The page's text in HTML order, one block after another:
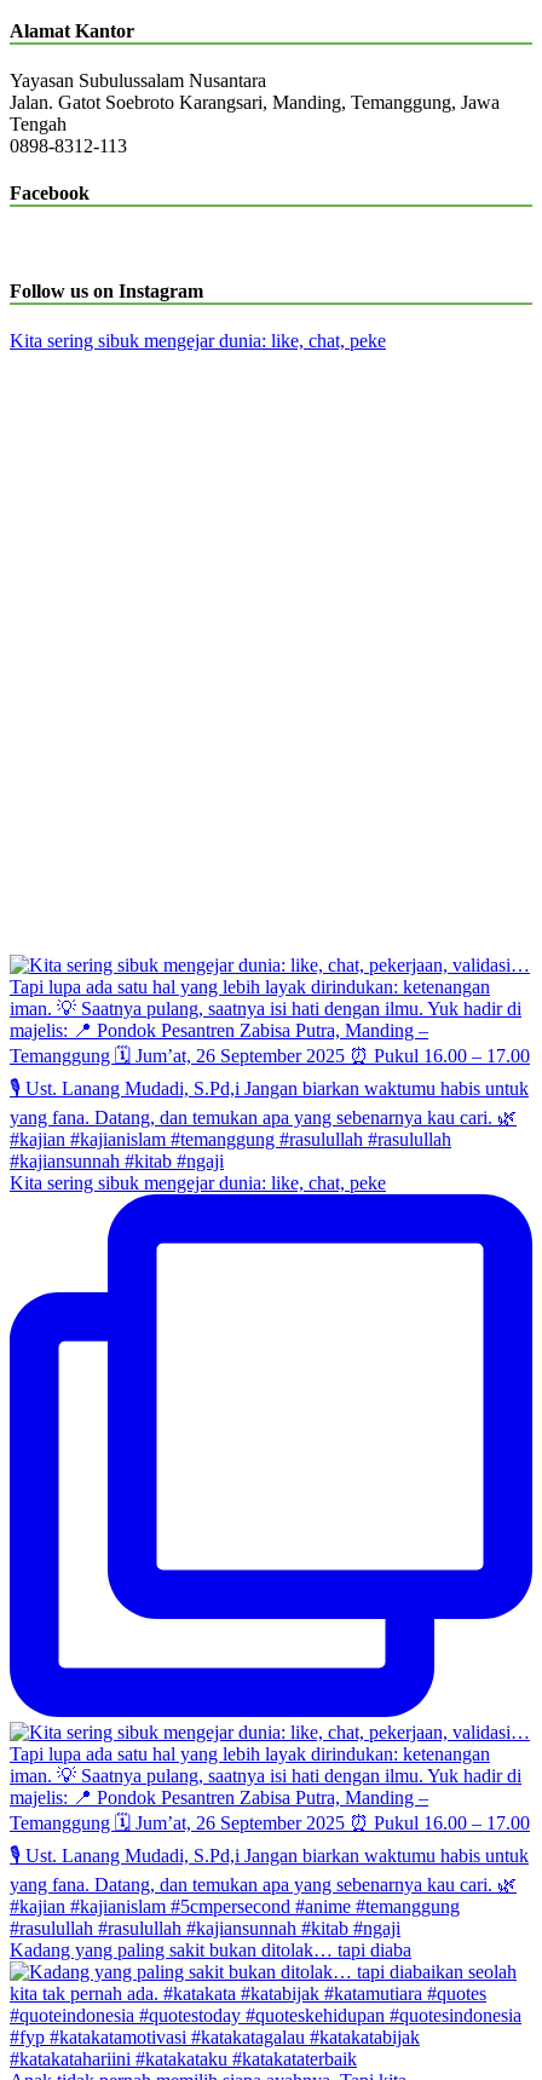
Alamat Kantor
Yayasan Subulussalam Nusantara
Jalan. Gatot Soebroto Karangsari, Manding, Temanggung, Jawa
Tengah
0898-8312-113
Facebook
Follow us on Instagram
Kita sering sibuk mengejar dunia: like, chat, peke
Kita sering sibuk mengejar dunia: like, chat, peke
Kadang yang paling sakit bukan ditolak… tapi diaba